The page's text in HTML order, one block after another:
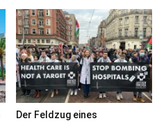
Der Feldzug eines